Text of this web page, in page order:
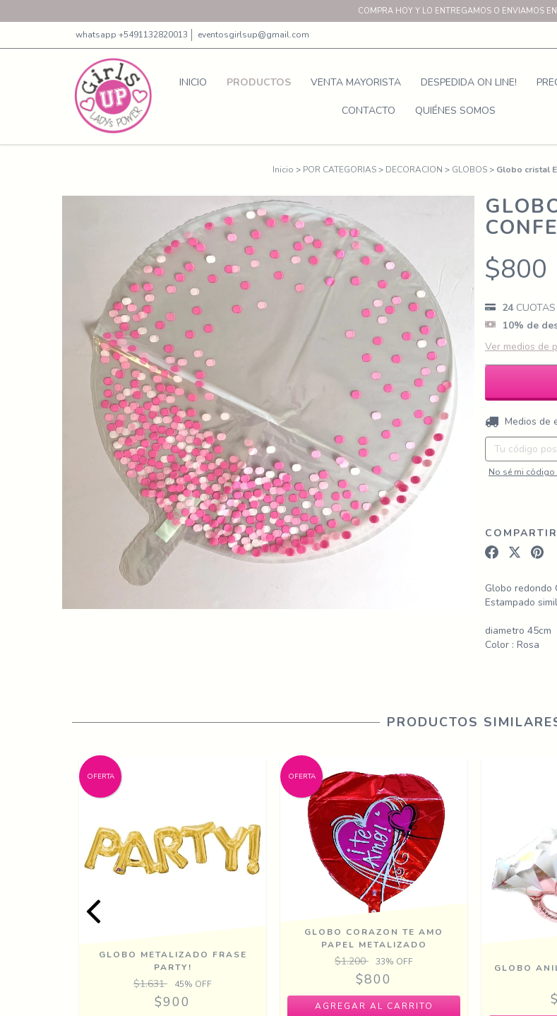
COMPRA HOY Y LO ENTREGAMOS O ENVIAMOS
whatsapp +5491132820013 eventosgirlsup@gmail.com
INICIO PRODUCTOS VENTA MAYORISTA DESPEDIDA ON LINE!
CONTACTO QUIÉNES SOMOS
Inicio > POR CATEGORIAS > DECORACION > GLOBOS > Globo cristal
$800
24
10% de
Ver medios de
Entregas para
Medios de
No sé mi
Globo redondo
Estampado
diametro 45cm
Color : Rosa
PRODUCTOS
OFERTA
GLOBO METALIZADO FRASE
PARTY!
$1.631 45% OFF
$900
OFERTA
GLOBO CORAZON TE AMO
PAPEL METALIZADO
$1.200 33% OFF
$800
GLOBO